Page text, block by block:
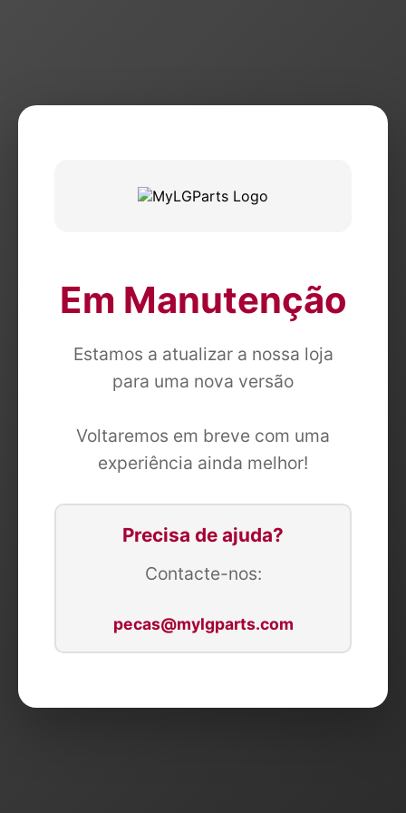
Em Manutenção
Estamos a atualizar a nossa loja
para uma nova versão
Voltaremos em breve com uma
experiência ainda melhor!
Precisa de ajuda?
Contacte-nos:
pecas@mylgparts.com